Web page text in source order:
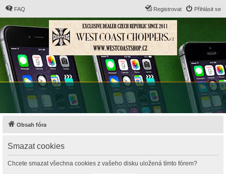
FAQ Přihlásit se
Registrovat
Obsah fóra
Smazat cookies
Chcete smazat všechna cookies z vašeho disku uložená tímto fórem?